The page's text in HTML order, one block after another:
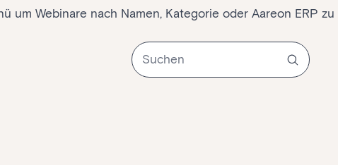
um Webinare nach Namen, Kategorie oder Aareon ERP zu